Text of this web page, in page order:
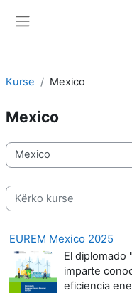
Kurse Mexico
Mexico
Kategoritë e kurseve
Kërko kurse
EUREM Mexico 2025
El diplomado
imparte
eficiencia